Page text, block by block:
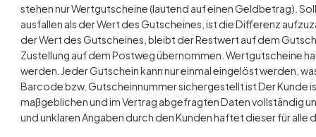
stehen nur Wertgutscheine (lautend auf einen Geldbetrag).
ausfallen als der Wert des Gutscheines, ist die Differenz
der Wert des Gutscheines, bleibt der Restwert auf dem
Zustellung auf dem Postweg übernommen. Wertgutscheine
werden. Jeder Gutschein kann nur einmal eingelöst werden,
Barcode bzw. Gutscheinnummer sichergestellt ist Der Kunde
maßgeblichen und im Vertrag abgefragten Daten vollständig
und unklaren Angaben durch den Kunden haftet dieser für